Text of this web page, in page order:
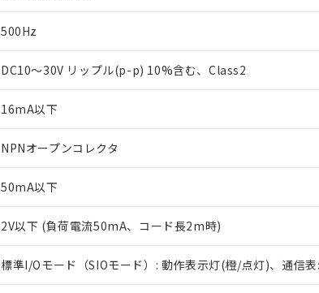
500Hz
DC10～30V リップル(p-p) 10%含む、Class2
16mA以下
NPNオープンコレクタ
50mA以下
2V以下 (負荷電流50mA、コード長2m時)
標準I/Oモード（SIOモード）: 動作表示灯(橙/点灯)、通信
※1 対応状況
対応予定：EU RoHS指令（10物質）の非含有
対応予定なし：EU RoHS指令（10物質）の非